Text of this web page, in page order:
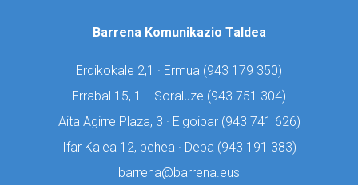
Barrena Komunikazio Taldea
Erdikokale 2,1 · Ermua (943 179 350)
Errabal 15, 1. · Soraluze (943 751 304)
Aita Agirre Plaza, 3 · Elgoibar (943 741 626)
Ifar Kalea 12, behea · Deba (943 191 383)
barrena@barrena.eus